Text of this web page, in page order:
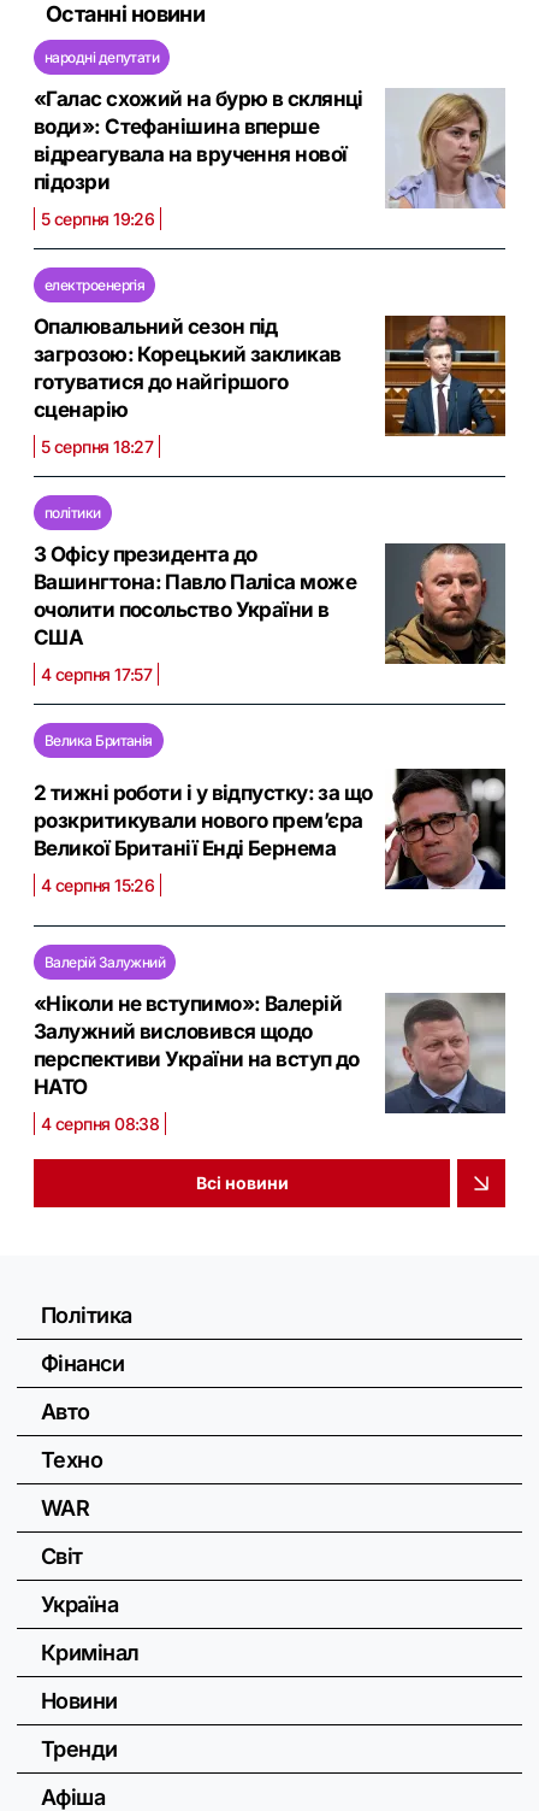
Останні новини
народні депутати
«Галас схожий на бурю в склянці
води»: Стефанішина вперше
відреагувала на вручення нової
підозри
5 серпня 19:26
електроенергія
Опалювальний сезон під
загрозою: Корецький закликав
готуватися до найгіршого
сценарію
5 серпня 18:27
політики
З Офісу президента до
Вашингтона: Павло Паліса може
очолити посольство України в
США
4 серпня 17:57
Велика Британія
2 тижні роботи і у відпустку: за що
розкритикували нового прем’єра
Великої Британії Енді Бернема
4 серпня 15:26
Валерій Залужний
«Ніколи не вступимо»: Валерій
Залужний висловився щодо
перспективи України на вступ до
НАТО
4 серпня 08:38
Всі новини
Політика
Фінанси
Авто
Техно
WAR
Світ
Україна
Кримінал
Новини
Тренди
Афіша